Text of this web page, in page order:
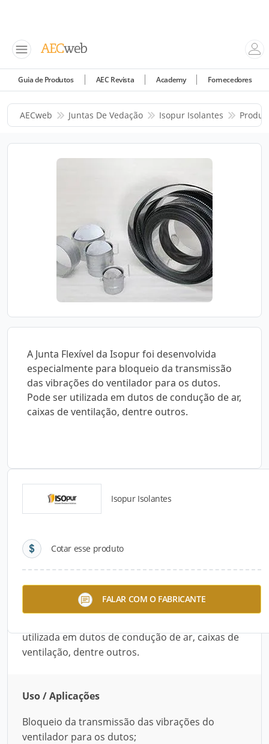
Guia de Produtos AEC Revista Academy Fornecedores
AECweb Juntas De Vedação Isopur Isolantes
A Junta Flexível da Isopur foi desenvolvida
especialmente para bloqueio da transmissão
das vibrações do ventilador para os dutos.
Pode ser utilizada em dutos de condução de ar,
caixas de ventilação, dentre outros.
Isopur Isolantes
Cotar esse produto
FALAR COM O FABRICANTE
Detalhes do produto
Descrição do Produto
A Junta Flexível da Isopur foi desenvolvida
especialmente para bloqueio da transmissão das
utilizada em dutos de condução de ar, caixas de
ventilação, dentre outros.
Uso / Aplicações
Bloqueio da transmissão das vibrações do
ventilador para os dutos;